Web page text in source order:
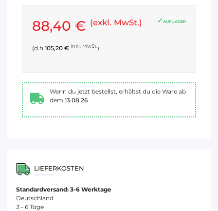
AUF LAGER
88,40 € (exkl. MwSt.)
(d.h.105,20 € inkl. MwSt.)
Wenn du jetzt bestellst, erhältst du die Ware ab
dem 13.08.26
LIEFERKOSTEN
Standardversand: 3-6 Werktage
Deutschland
3 - 6 Tage